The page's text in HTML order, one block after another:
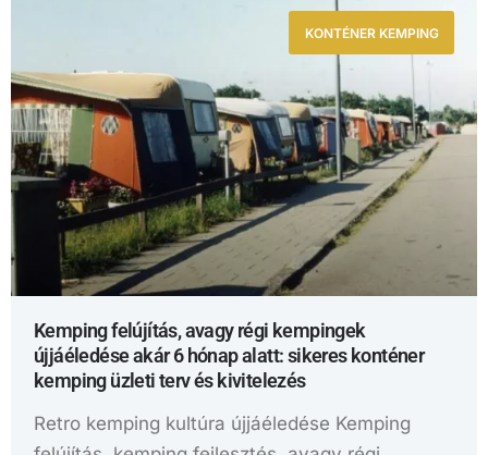
KONTÉNER KEMPING
Kemping felújítás, avagy régi kempingek
újjáéledése akár 6 hónap alatt: sikeres konténer
kemping üzleti terv és kivitelezés
Retro kemping kultúra újjáéledése Kemping